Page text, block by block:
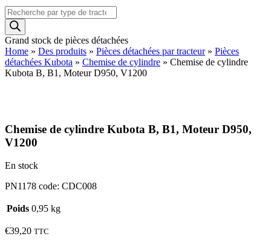
Recherche
de
produits
Grand stock de pièces détachées
Home » Des produits » Pièces détachées par tracteur» Pièces
détachées Kubota » Chemise de cylindre » Chemise de cylindre
Kubota B, B1, Moteur D950, V1200
Chemise de cylindre Kubota B, B1, Moteur D950,
V1200
En stock
PN1178 code: CDC008
Poids 0,95 kg
€39,20 TTC